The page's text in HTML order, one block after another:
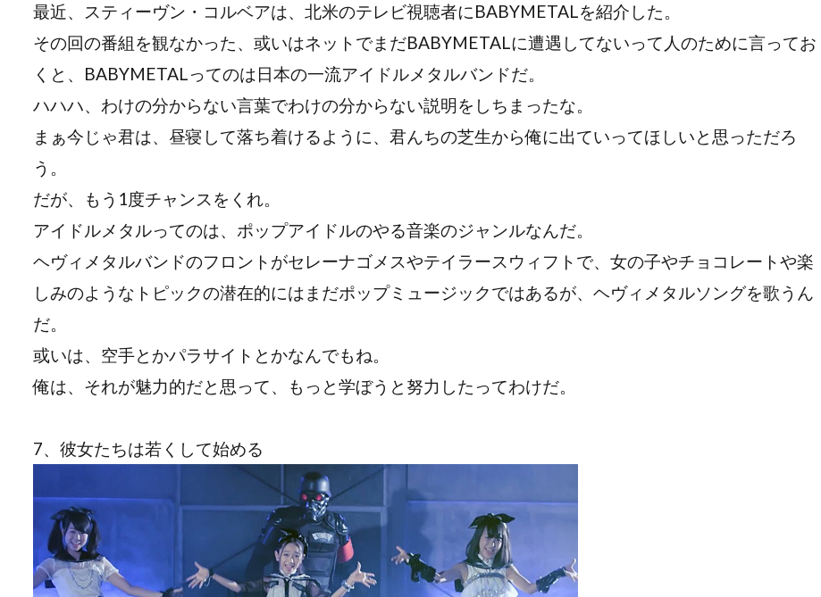
最近、スティーヴン・コルベアは、北米のテレビ視聴者にBABYMETALを紹介した。
その回の番組を観なかった、或いはネットでまだBABYMETALに遭遇してないって人のために言ってお
くと、BABYMETALってのは日本の一流アイドルメタルバンドだ。
ハハハ、わけの分からない言葉でわけの分からない説明をしちまったな。
まぁ今じゃ君は、昼寝して落ち着けるように、君んちの芝生から俺に出ていってほしいと思っただろ
う。
だが、もう1度チャンスをくれ。
アイドルメタルってのは、ポップアイドルのやる音楽のジャンルなんだ。
ヘヴィメタルバンドのフロントがセレーナゴメスやテイラースウィフトで、女の子やチョコレートや楽
しみのようなトピックの潜在的にはまだポップミュージックではあるが、ヘヴィメタルソングを歌うん
だ。
或いは、空手とかパラサイトとかなんでもね。
俺は、それが魅力的だと思って、もっと学ぼうと努力したってわけだ。
7、彼女たちは若くして始める